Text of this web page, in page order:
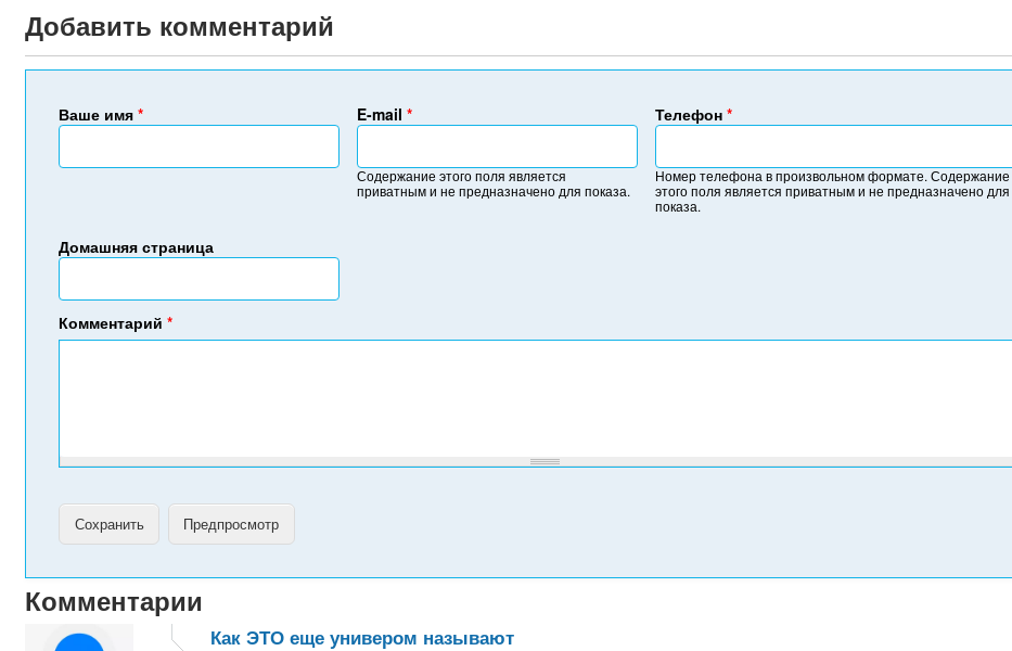
Добавить комментарий
Ваше имя* E-mail *
Содержание этого поля является
приватным и не предназначено для показа.
Домашняя страница
Телефон *
Н
м
е
Номер телефона в произвольном формате. Содержание
этого поля является приватным и не предназначено для
показа.
Комментарий*
Комментарии
Как ЭТО еще универом называют